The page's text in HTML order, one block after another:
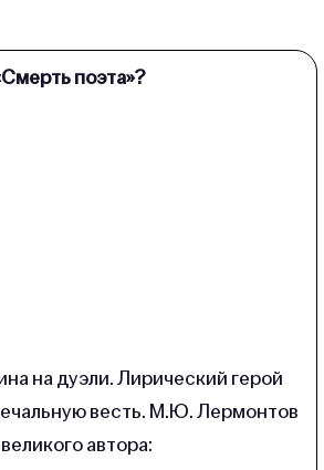
поэта»?
на дуэли. Лирический герой
весть. М.Ю. Лермонтов
автора: